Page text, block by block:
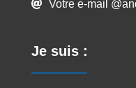
 Votre e-mail
Je suis :